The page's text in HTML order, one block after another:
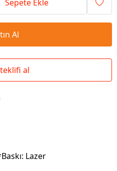
Sepete Ekle
Al
al
Lazer